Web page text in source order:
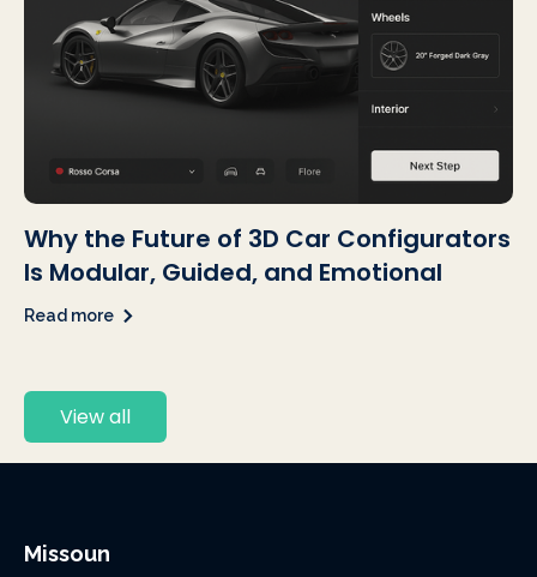
Why the Future of 3D Car Configurators
Is Modular, Guided, and Emotional
Read more
View all
Missoun